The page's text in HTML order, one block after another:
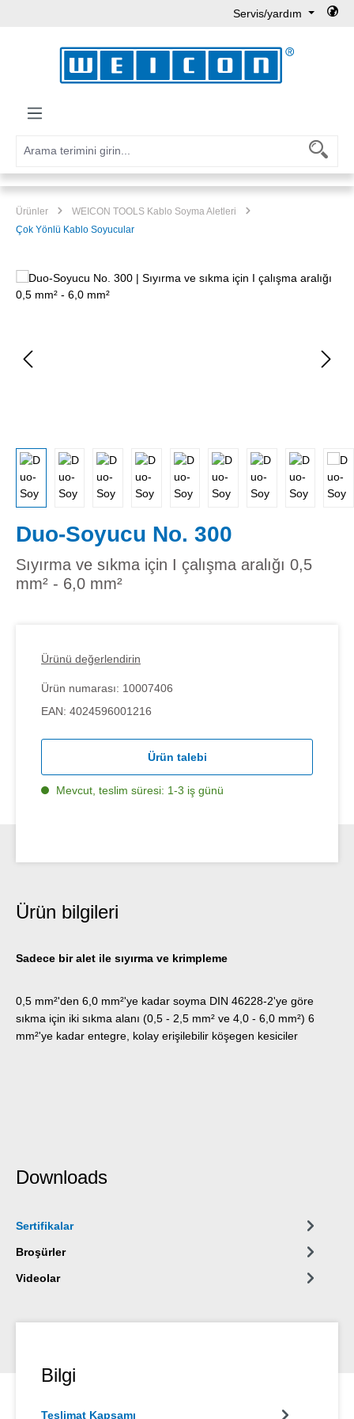
Servis/yardım
Ürünler
WEICON TOOLS Kablo Soyma Aletleri
Çok Yönlü Kablo Soyucular
Resim galerisini atla
Duo-Soyucu No. 300
Sıyırma ve sıkma için I çalışma aralığı 0,5
mm² - 6,0 mm²
Ürünü değerlendirin
Ürün numarası: 10007406
EAN: 4024596001216
Ürün talebi
Mevcut, teslim süresi: 1-3 iş günü
Ürün bilgileri
Sadece bir alet ile sıyırma ve krimpleme
0,5 mm²'den 6,0 mm²'ye kadar soyma DIN 46228-2'ye göre
sıkma için iki sıkma alanı (0,5 - 2,5 mm² ve ​​4,0 - 6,0 mm²) 6
mm²'ye kadar entegre, kolay erişilebilir köşegen kesiciler
Downloads
Sertifikalar
Broşürler
Videolar
Bilgi
Teslimat Kapsamı